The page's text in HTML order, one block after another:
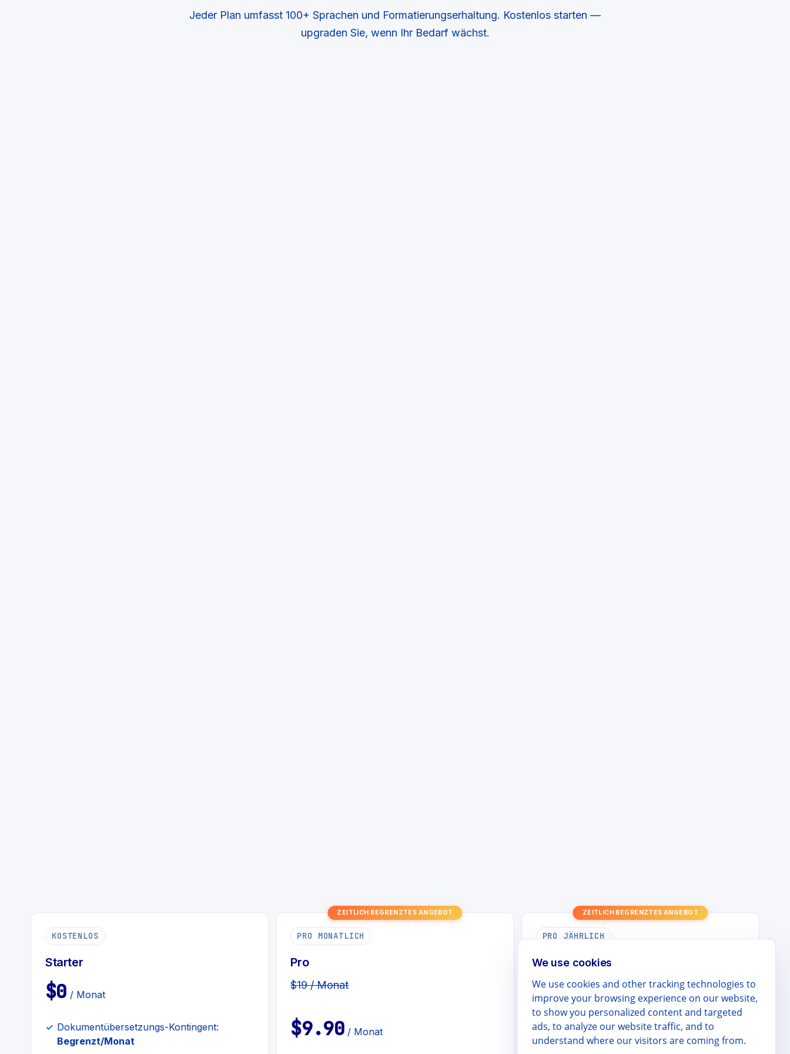
Jeder Plan umfasst 100+ Sprachen und Formatierungserhaltung. Kostenlos starten —
upgraden Sie, wenn Ihr Bedarf wächst.
KOSTENLOS
Starter
$0 / Monat
Dokumentübersetzungs-Kontingent:
Begrenzt/Monat
ZEITLICH BEGRENZTES ANGEBOT
PRO MONATLICH
Pro
$19 / Monat
$9.90 / Monat
ZEITLICH BEGRENZTES ANGEBOT
PRO JÄHRLICH
Pro (Jährlich)
$99 / Jahr
$49.9 / Jahr
We use cookies
We use cookies and other tracking technologies to
improve your browsing experience on our website,
to show you personalized content and targeted
ads, to analyze our website traffic, and to
understand where our visitors are coming from.